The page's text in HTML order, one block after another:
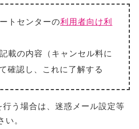
トセンターの利用者向け利
載の内容（キャンセル料に
確認し、これに了解する
う場合は、迷惑メール設定等
。